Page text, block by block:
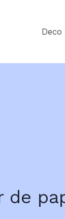
Deco
de